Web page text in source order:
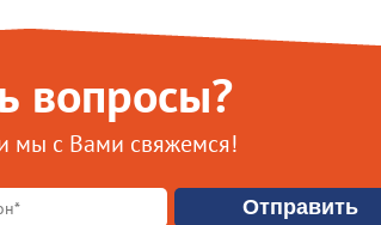
вопросы?
мы с Вами свяжемся!